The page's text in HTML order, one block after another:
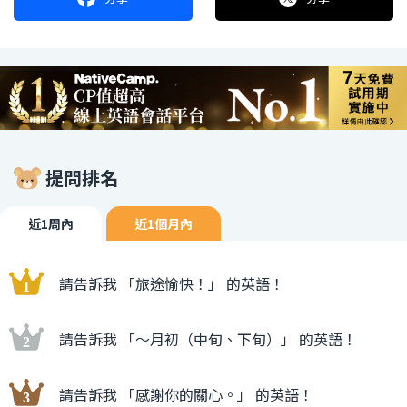
提問排名
近1周內 近1個月內
請告訴我 「旅途愉快！」 的英語！
請告訴我 「〜月初（中旬、下旬）」 的英語！
請告訴我 「感謝你的關心。」 的英語！